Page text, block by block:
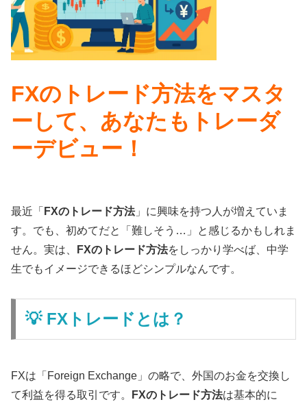
FXのトレード方法をマスタ
ーして、あなたもトレーダ
ーデビュー！
最近「 FXのトレード方法」に興味を持つ人が増えていま
す。でも、初めてだと「難しそう…」と感じるかもしれま
せん。実は、
FXのトレード方法をしっかり学べば、中学
生でもイメージできるほどシンプルなんです。
💡 FXトレードとは？
FXは「Foreign Exchange」の略で、外国のお金を交換し
て利益を得る取引です。
FXのトレード方法は基本的に